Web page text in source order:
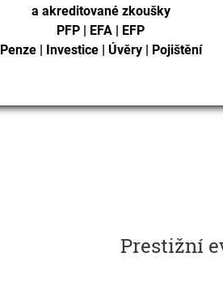
a akreditované zkoušky
PFP | EFA | EFP
Penze | Investice | Úvěry | Pojištění
Prestižní